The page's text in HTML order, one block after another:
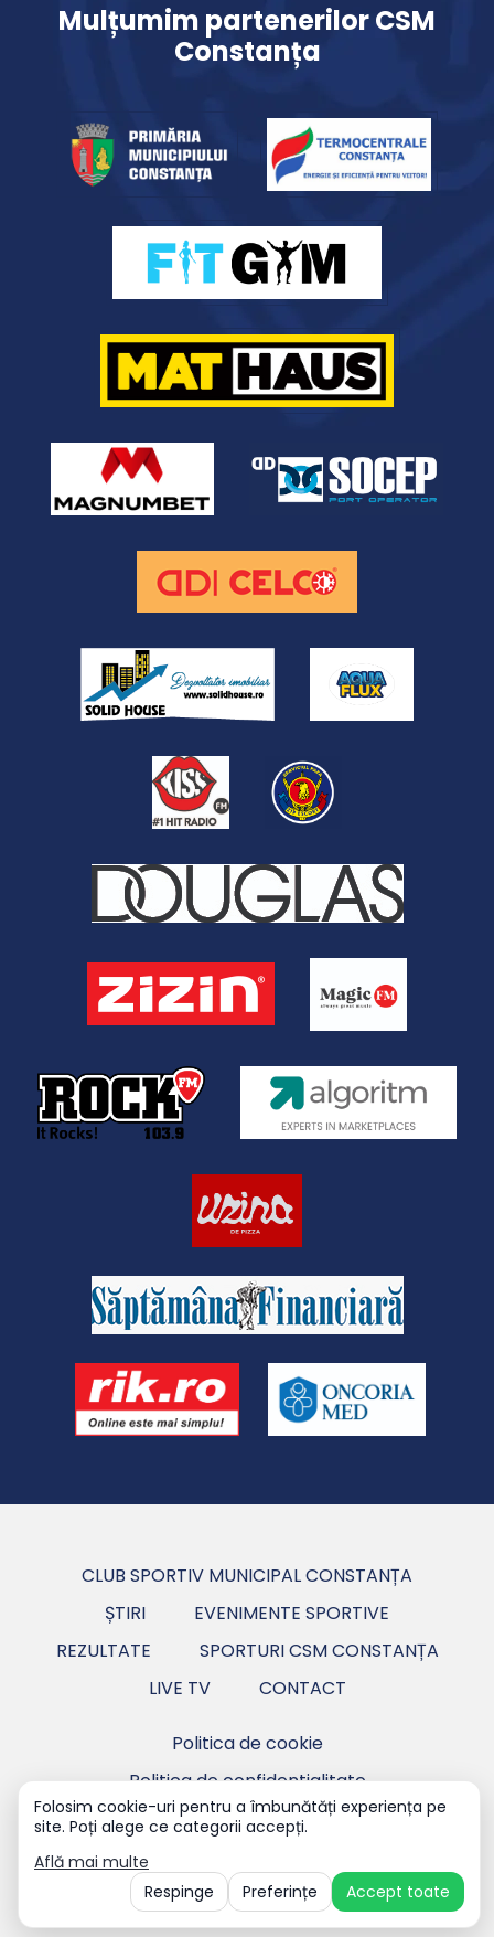
Mulțumim partenerilor CSM
Constanța
CLUB SPORTIV MUNICIPAL CONSTANȚA
ȘTIRI
EVENIMENTE SPORTIVE
REZULTATE
SPORTURI CSM CONSTANȚA
LIVE TV
CONTACT
Politica de cookie
Politica de confidentialitate
Copyright ©2026 CSM Constanța - Club Sportiv
Folosim cookie-uri pentru a îmbunătăți experiența pe
site. Poți alege ce categorii accepți.
Află mai multe
Respinge
Preferințe Accept toate